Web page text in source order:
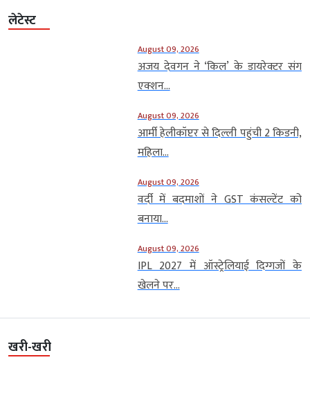
लेटेस्ट
August 09, 2026
अजय देवगन ने ‘किल’ के डायरेक्टर संग
एक्शन...
August 09, 2026
आर्मी हेलीकॉप्टर से दिल्ली पहुंची 2 किडनी,
महिला...
August 09, 2026
वर्दी में बदमाशों ने GST कंसल्टेंट को
बनाया...
August 09, 2026
IPL 2027 में ऑस्ट्रेलियाई दिग्गजों के
खेलने पर...
खरी-खरी